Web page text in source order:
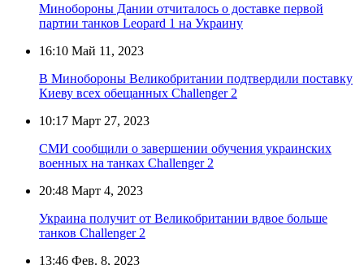
Минобороны Дании отчиталось о доставке первой
партии танков Leopard 1 на Украину
16:10 Май 11, 2023
В Минобороны Великобритании подтвердили поставку
Киеву всех обещанных Challenger 2
10:17 Март 27, 2023
СМИ сообщили о завершении обучения украинских
военных на танках Challenger 2
20:48 Март 4, 2023
Украина получит от Великобритании вдвое больше
танков Challenger 2
13:46 Фев. 8, 2023